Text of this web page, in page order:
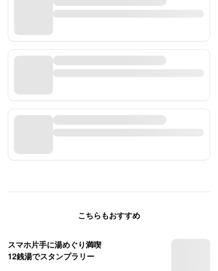
こちらもおすすめ
スマホ片手に湯めぐり満喫
12銭湯でスタンプラリー